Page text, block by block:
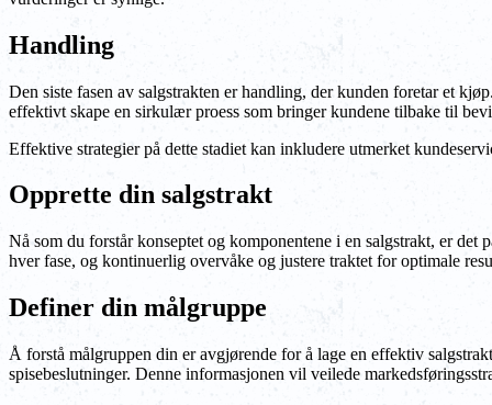
Handling
Den siste fasen av salgstrakten er handling, der kunden foretar et
effektivt skape en sirkulær proess som bringer kundene tilbake til
Effektive strategier på dette stadiet kan inkludere utmerket
Opprette din salgstrakt
Nå som du forstår konseptet og komponentene i en salgstrakt, er
hver fase, og kontinuerlig overvåke og justere traktet for optimale
Definer din målgruppe
Å forstå målgruppen din er avgjørende for å lage en effektiv
spisebeslutninger. Denne informasjonen vil veilede